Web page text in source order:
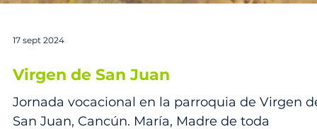
La Pastoral Vocacional estuvo
presente en la 2da edición de los